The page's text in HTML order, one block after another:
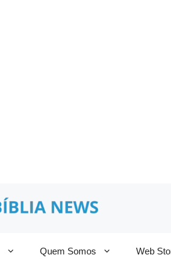
Quem Somos Web